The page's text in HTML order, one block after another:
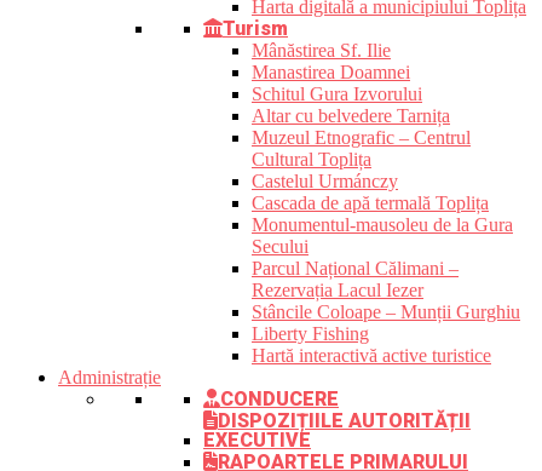
Harta digitală a municipiului Toplița
Turism
Mânăstirea Sf. Ilie
Manastirea Doamnei
Schitul Gura Izvorului
Altar cu belvedere Tarnița
Muzeul Etnografic – Centrul
Cultural Toplița
Castelul Urmánczy
Cascada de apă termală Toplița
Monumentul-mausoleu de la Gura
Secului
Parcul Național Călimani –
Rezervația Lacul Iezer
Stâncile Coloape – Munții Gurghiu
Liberty Fishing
Hartă interactivă active turistice
Administrație
CONDUCERE
DISPOZIȚIILE AUTORITĂȚII
EXECUTIVE
RAPOARTELE PRIMARULUI